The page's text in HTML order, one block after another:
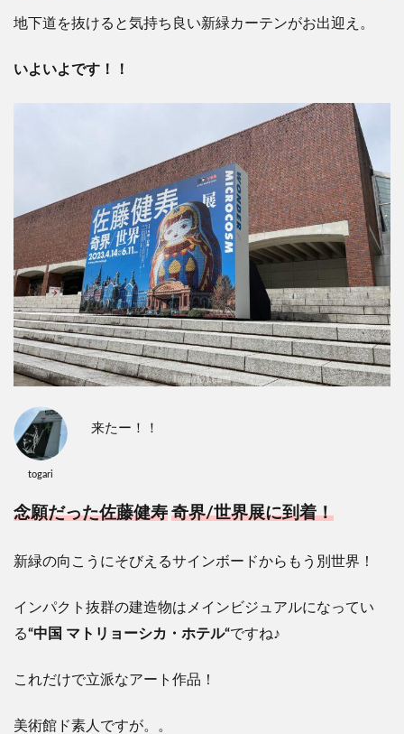
地下道を抜けると気持ち良い新緑カーテンがお出迎え。
いよいよです！！
togari
来たー！！
念願だった佐藤健寿 奇界/世界展に到着！
新緑の向こうにそびえるサインボードからもう別世界！
インパクト抜群の建造物はメインビジュアルになってい
る“中国 マトリョーシカ・ホテル“ですね♪
これだけで立派なアート作品！
美術館ド素人ですが。。